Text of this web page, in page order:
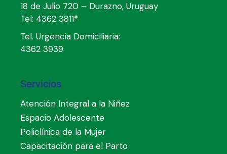
18 de Julio 720 – Durazno, Uruguay
Tel: 4362 3811*
Tel. Urgencia Domiciliaria:
4362 3939
Servicios
Atención Integral a la Niñez
Espacio Adolescente
Policlínica de la Mujer
Capacitación para el Parto